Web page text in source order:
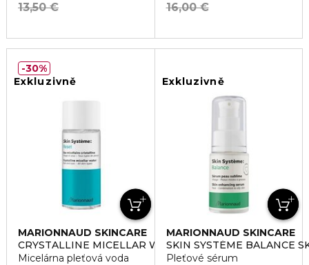
13,50 €
16,00 €
Exkluzivně
MARIONNAUD SKINCARE
CRYSTALLINE MICELLAR WATER
Micelárna pleťová voda
30%
Exkluzivně
MARIONNAUD SKINCARE
SKIN SYSTÉME BALANCE
Pleťové sérum